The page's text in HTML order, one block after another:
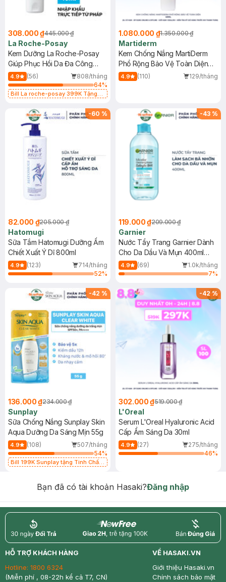
308.000 ₫445.000 ₫
La Roche-Posay
Kem Dưỡng La Roche-Posay
Giúp Phục Hồi Da Đa Công
Dụng 40ml
4.9 (56)
808/tháng
64%
Bill La roche-posay 399K Tặng
(SL có hạn)
1.080.000 ₫1.350.000 ₫
Martiderm
Kem Chống Nắng MartiDerm
Phổ Rộng Bảo Vệ Toàn Diện
40ml
4.9 (110) 129/tháng
-60 %
82.000 ₫205.000 ₫
Hatomugi
Sữa Tắm Hatomugi Dưỡng Ẩm
Chiết Xuất Ý Dĩ 800ml
4.9 (123)
714/tháng
52%
-43 %
119.000 ₫209.000 ₫
Garnier
Nước Tẩy Trang Garnier Dành
Cho Da Dầu Và Mụn 400ml
(Mới)
4.9 (69)
1.0k/tháng
7%
-42 %
136.000 ₫234.000 ₫
Sunplay
Sữa Chống Nắng Sunplay Skin
Aqua Dưỡng Da Sáng Mịn 55g
4.9 (108)
507/tháng
54%
Bill 199K Sunplay tặng Tinh Chất
-42%
302.000 ₫519.000 ₫
L'Oreal
Serum L'Oreal Hyaluronic Acid
Cấp Ẩm Sáng Da 30ml
4.9 (27)
275/tháng
46%
Bạn đã có tài khoản Hasaki?Đăng nhập
return nowfree price
HỖ TRỢ KHÁCH HÀNG
Hotline: 1800 6324
(Miễn phí , 08-22h kể cả T7, CN)
VỀ HASAKI.VN
Giới thiệu Hasaki.vn
Chính sách bảo mật